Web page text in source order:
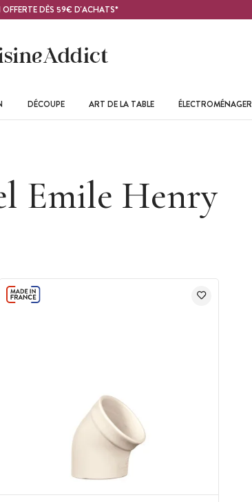
OFFERTE DÈS 59€ D'ACHATS*
DÉCOUPE ART DE LA TABLE ÉLECTROMÉNAGER
Emile Henry